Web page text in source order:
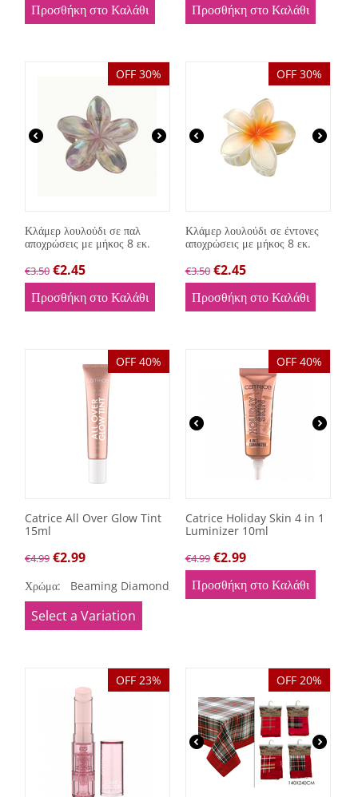
Προσθήκη στο Καλάθι
Προσθήκη στο Καλάθι
OFF 30%
Κλάμερ λουλούδι σε παλ
αποχρώσεις με μήκος 8 εκ.
€3.50 €2.45
Προσθήκη στο Καλάθι
OFF 30%
Κλάμερ λουλούδι σε έντονες
αποχρώσεις με μήκος 8 εκ.
€3.50 €2.45
Προσθήκη στο Καλάθι
OFF 40%
Catrice All Over Glow Tint
15ml
€4.99 €2.99
Χρώμα: Beaming Diamond, Keep Blushing
Select a Variation
OFF 40%
Catrice Holiday Skin 4 in 1
Luminizer 10ml
€4.99 €2.99
Προσθήκη στο Καλάθι
OFF 23% OFF 20%